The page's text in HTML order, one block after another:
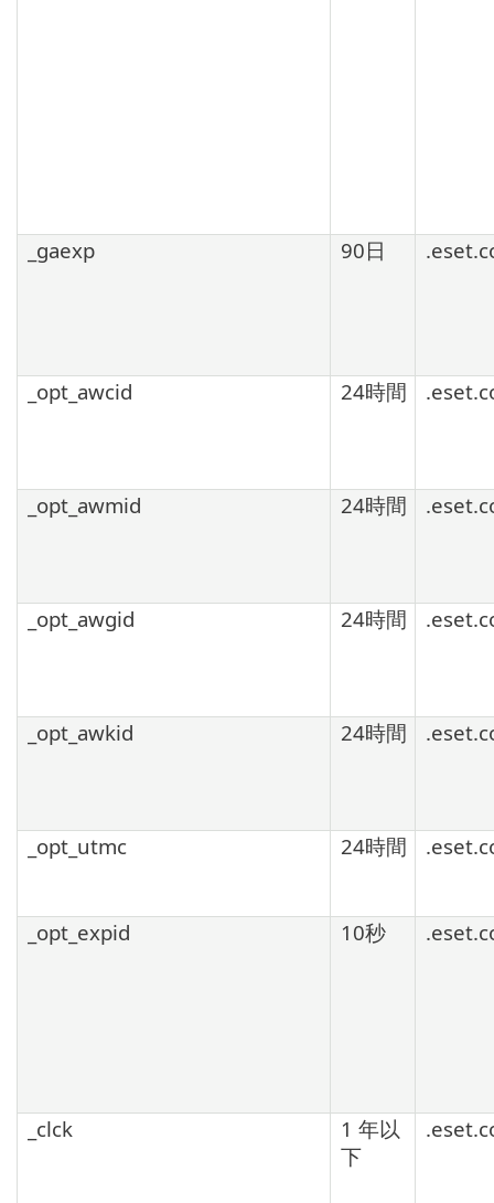
_gaexp 90日
_opt_awcid 24時間
_opt_awmid 24時間
_opt_awgid 24時間
_opt_awkid 24時間
_opt_utmc 24時間
_opt_expid 10秒
_clck
1 年以
下